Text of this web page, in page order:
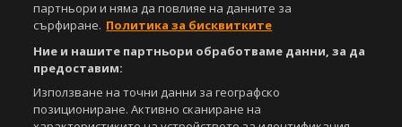
партньори и няма да повлияе на данните за
сърфиране. Политика за бисквитките
Ние и нашите партньори обработваме данни, за да
предоставим:
Използване на точни данни за географско
позициониране. Активно сканиране на